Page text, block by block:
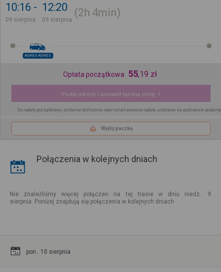
10:16
09 sierpnia
12:20
09 sierpnia
2h 4min
ADRES-ADRES
Opłata początkowa 55,19 zł
Podaj adresy i sprawdź łączną cenę
Do opłaty początkowej zostanie doliczona spersonalizowana opłata ustalana na podstawie
Wyślij paczkę
Połączenia w kolejnych dniach
Nie znaleźliśmy więcej połączeń na tej trasie w dniu niedz.. 9
sierpnia. Poniżej znajdują się połączenia w kolejnych dniach
pon.. 10 sierpnia